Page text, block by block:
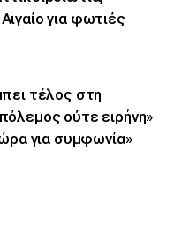
για φωτιές
τέλος στη
ούτε ειρήνη»
για συμφωνία»